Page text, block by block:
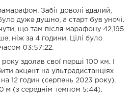
Забіг доволі вдалий,
дуже душно, а старт був уночі.
що там після марафону 42,195
ніж за 4 години. Цілі було
03:57:22.
здолав свої перші 100 км. І
акцент на ультрадистанціях
на 12 годин (серпень 2023 року).
м (з середнім темпом 5:44).